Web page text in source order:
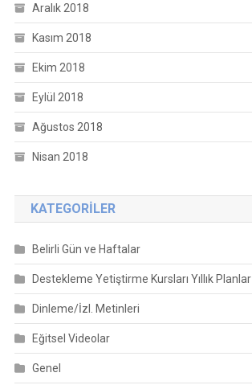
Aralık 2018
Kasım 2018
Ekim 2018
Eylül 2018
Ağustos 2018
Nisan 2018
KATEGORILER
Belirli Gün ve Haftalar
Destekleme Yetiştirme Kursları Yıllık Planlar
Dinleme/İzl. Metinleri
Eğitsel Videolar
Genel